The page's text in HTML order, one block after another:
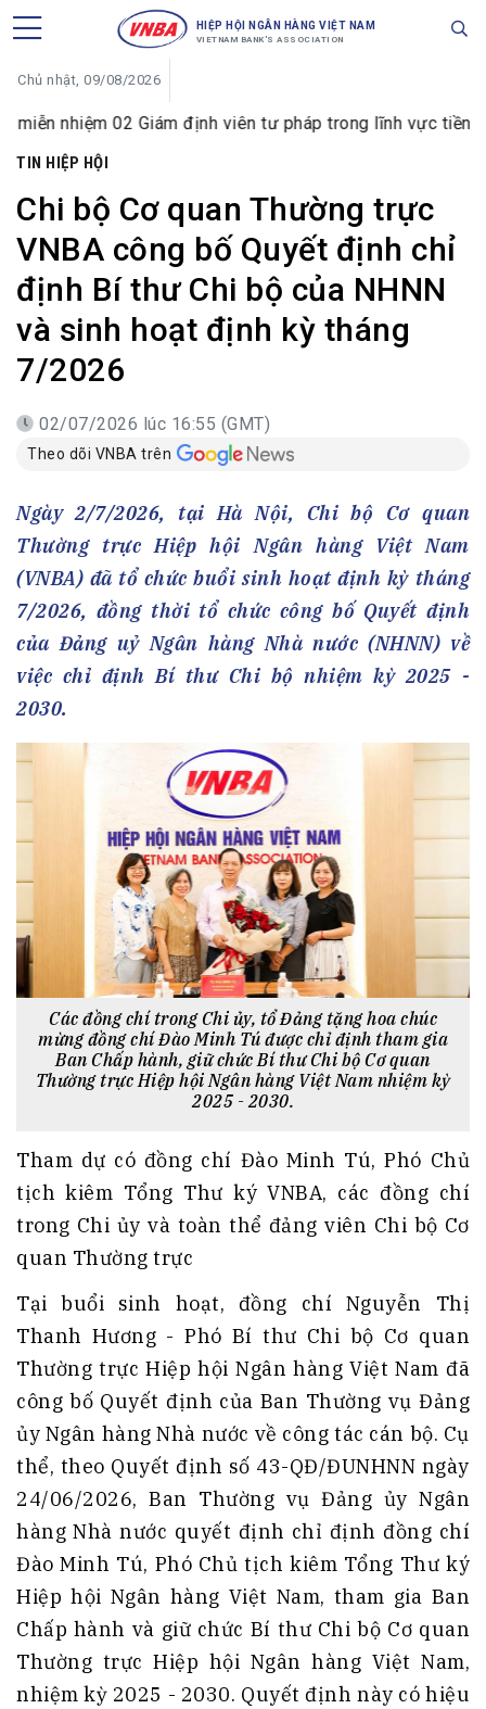
HIỆP HỘI NGÂN HÀNG VIỆT NAM
VIETNAM BANK'S ASSOCIATION
Chủ nhật, 09/08/2026
02 Giám định viên tư pháp trong lĩnh vực tiền tệ và ngân
TIN HIỆP HỘI
Chi bộ Cơ quan Thường trực
VNBA công bố Quyết định chỉ
định Bí thư Chi bộ của NHNN
và sinh hoạt định kỳ tháng
7/2026
02/07/2026 lúc 16:55 (GMT)
Theo dõi VNBA trên
Ngày 2/7/2026, tại Hà Nội, Chi bộ Cơ quan
Thường trực Hiệp hội Ngân hàng Việt Nam
(VNBA) đã tổ chức buổi sinh hoạt định kỳ tháng
7/2026, đồng thời tổ chức công bố Quyết định
của Đảng uỷ Ngân hàng Nhà nước (NHNN) về
việc chỉ định Bí thư Chi bộ nhiệm kỳ 2025 -
2030.
Các đồng chí trong Chi ủy, tổ Đảng tặng hoa chúc
mừng đồng chí Đào Minh Tú được chỉ định tham gia
Ban Chấp hành, giữ chức Bí thư Chi bộ Cơ quan
Thường trực Hiệp hội Ngân hàng Việt Nam nhiệm kỳ
2025 - 2030.
Tham dự có đồng chí Đào Minh Tú, Phó Chủ
tịch kiêm Tổng Thư ký VNBA, các đồng chí
trong Chi ủy và toàn thể đảng viên Chi bộ Cơ
quan Thường trực
Tại buổi sinh hoạt, đồng chí Nguyễn Thị
Thanh Hương - Phó Bí thư Chi bộ Cơ quan
Thường trực Hiệp hội Ngân hàng Việt Nam đã
công bố Quyết định của Ban Thường vụ Đảng
ủy Ngân hàng Nhà nước về công tác cán bộ. Cụ
thể, theo Quyết định số 43-QĐ/ĐUNHNN ngày
24/06/2026, Ban Thường vụ Đảng ủy Ngân
hàng Nhà nước quyết định chỉ định đồng chí
Đào Minh Tú, Phó Chủ tịch kiêm Tổng Thư ký
Hiệp hội Ngân hàng Việt Nam, tham gia Ban
Chấp hành và giữ chức Bí thư Chi bộ Cơ quan
Thường trực Hiệp hội Ngân hàng Việt Nam,
nhiệm kỳ 2025 - 2030. Quyết định này có hiệu